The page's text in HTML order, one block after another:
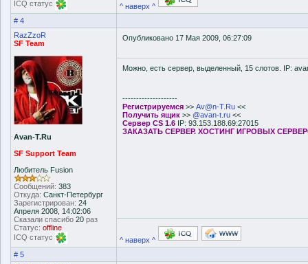
ICQ статус
^ наверх ^
# 4
RazZzoR
SF Team
Avan-T.Ru
SF Support Team
Любитель Fusion
Сообщений: 383
Откуда: Санкт-Петербург
Зарегистрирован: 24
Апреля 2008, 14:02:06
Сказали спасибо 20 раз
Статус: offline
ICQ статус
Опубликовано 17 Мая 2009, 06:27:09
Можно, есть сервер, выделенный, 15 слотов. IP:
--------------------
Регистрируемся >> Av@n-T.Ru <<
Получить ящик >> @avan-t.ru <<
Сервер CS 1.6 IP: 93.153.188.69:27015
ЗАКАЗАТЬ СЕРВЕР. ХОСТИНГ ИГРОВЫХ
^ наверх ^
# 5